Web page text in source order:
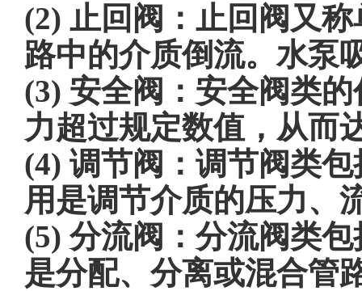
(2) 止回阀：止回阀又
路中的介质倒流。水泵
(3) 安全阀：安全阀类
力超过规定数值，从而
(4) 调节阀：调节阀类
用是调节介质的压力、
(5) 分流阀：分流阀类
是分配、分离或混合管